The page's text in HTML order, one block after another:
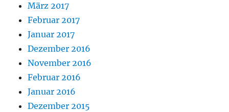
März 2017
Februar 2017
Januar 2017
Dezember 2016
November 2016
Februar 2016
Januar 2016
Dezember 2015